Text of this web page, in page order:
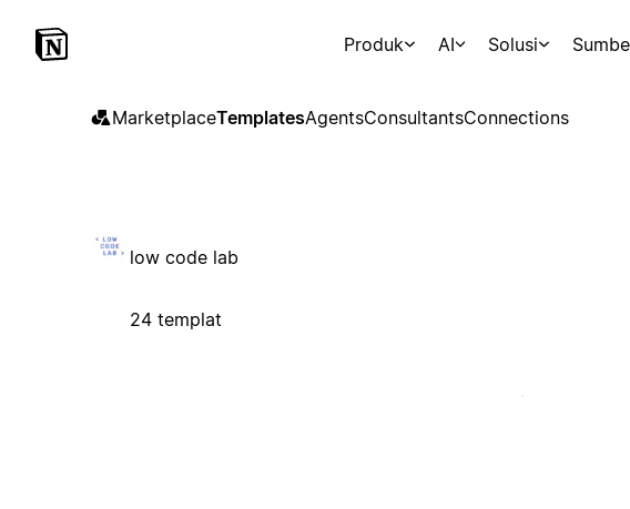
Produk AI Solusi
MarketplaceTemplatesAgentsConsultantsConnections
low code lab
24 templat